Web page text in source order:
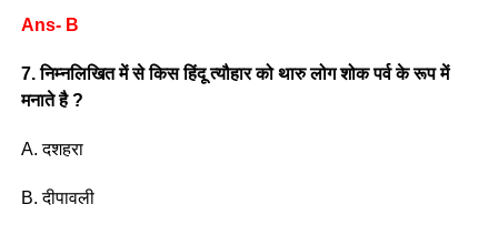
Ans- B
7. निम्नलिखित में से किस हिंदू त्यौहार को थारु लोग शोक पर्व के रूप में
मनाते है ?
A. दशहरा
B. दीपावली